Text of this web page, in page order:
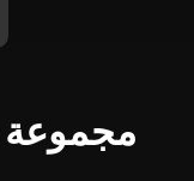
مجموعة